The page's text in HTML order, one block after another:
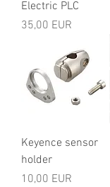
Electric PLC
Ár
35,00 EUR
Keyence sensor
holder
Ár
10,00 EUR